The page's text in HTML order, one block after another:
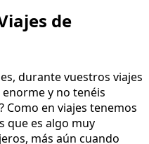
de
durante vuestros viajes
y no tenéis
en viajes tenemos
que es algo muy
más aún cuando